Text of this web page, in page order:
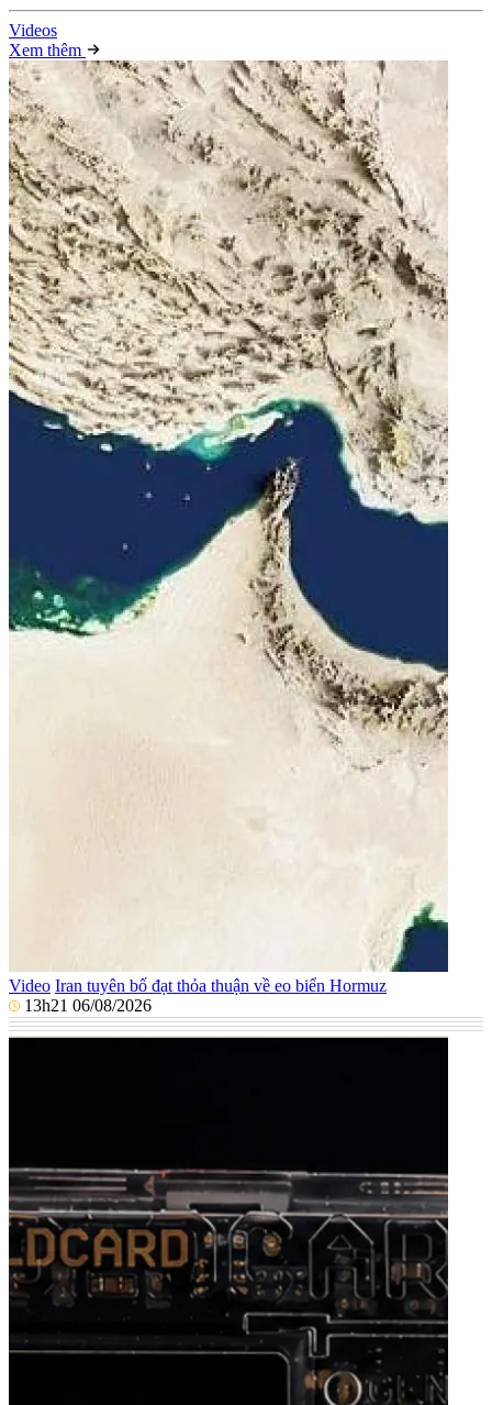
Videos
Xem thêm
Video Iran tuyên bố đạt thỏa thuận về eo biển Hormuz
13h21 06/08/2026